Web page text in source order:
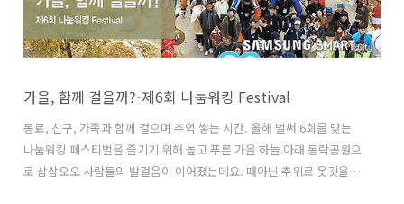
가을, 함께 걸을까?-제6회 나눔워킹 Festival
동료, 친구, 가족과 함께 걸으며 추억 쌓는 시간. 올해 벌써 6회를 맞는
나눔워킹 페스티벌을 즐기기 위해 높고 푸른 가을 하늘 아래 동락공원으
로 삼삼오오 사람들의 발걸음이 이어졌는데요. 때아닌 추위로 옷깃을 여